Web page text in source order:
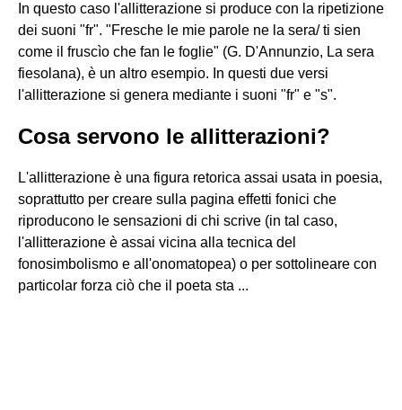
In questo caso l'allitterazione si produce con la ripetizione
dei suoni "fr". "Fresche le mie parole ne la sera/ ti sien
come il fruscìo che fan le foglie" (G. D'Annunzio, La sera
fiesolana), è un altro esempio. In questi due versi
l'allitterazione si genera mediante i suoni "fr" e "s".
Cosa servono le allitterazioni?
L'allitterazione è una figura retorica assai usata in poesia,
soprattutto per creare sulla pagina effetti fonici che
riproducono le sensazioni di chi scrive (in tal caso,
l'allitterazione è assai vicina alla tecnica del
fonosimbolismo e all'onomatopea) o per sottolineare con
particolar forza ciò che il poeta sta ...